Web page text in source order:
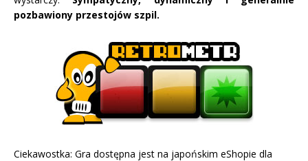
pozbawiony przestojów szpil.
Ciekawostka: Gra dostępna jest na japońskim eShopie dla